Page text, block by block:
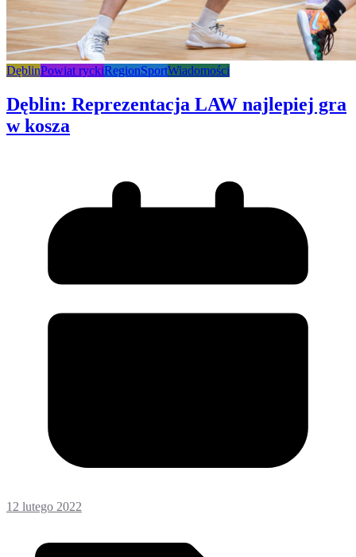
DęblinPowiat ryckiRegionSportWiadomości
Dęblin: Reprezentacja LAW najlepiej gra
w kosza
12 lutego 2022